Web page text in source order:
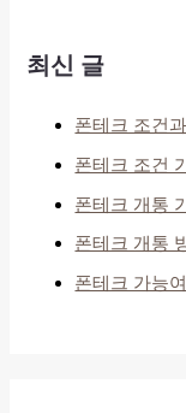
최신 글
폰테크 조건
폰테크 조건
폰테크 개통
폰테크 개통
폰테크 가능